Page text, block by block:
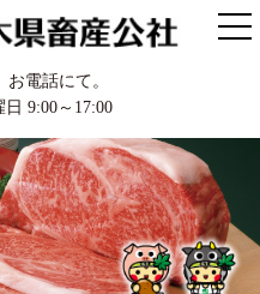
電話にて。
日 9:00～17:00